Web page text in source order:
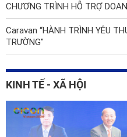
CHƯƠNG TRÌNH HỖ TRỢ
Caravan “HÀNH TRÌNH YÊU
TRƯỜNG"
KINH TẾ - XÃ HỘI